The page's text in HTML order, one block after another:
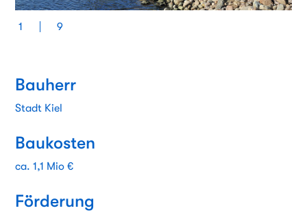
1 9
Bauherr
Stadt Kiel
Baukosten
ca. 1,1 Mio €
Förderung